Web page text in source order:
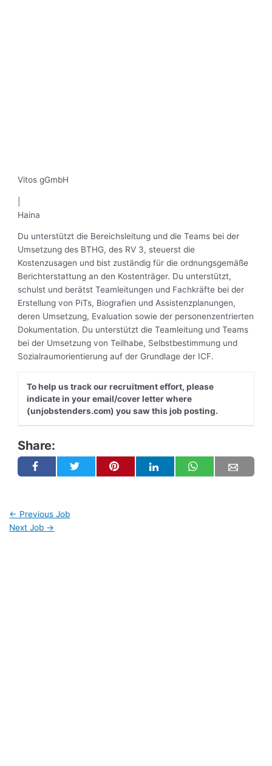
Vitos gGmbH
Haina
Du unterstützt die Bereichsleitung und die Teams bei der
Umsetzung des BTHG, des RV 3, steuerst die
Kostenzusagen und bist zuständig für die ordnungsgemäße
Berichterstattung an den Kostenträger. Du unterstützt,
schulst und berätst Teamleitungen und Fachkräfte bei der
Erstellung von PiTs, Biografien und Assistenzplanungen,
deren Umsetzung, Evaluation sowie der personenzentrierten
Dokumentation. Du unterstützt die Teamleitung und Teams
bei der Umsetzung von Teilhabe, Selbstbestimmung und
Sozialraumorientierung auf der Grundlage der ICF.
To help us track our recruitment effort, please
indicate in your email/cover letter where
(unjobstenders.com) you saw this job posting.
Share:
← Previous Job
Next Job →